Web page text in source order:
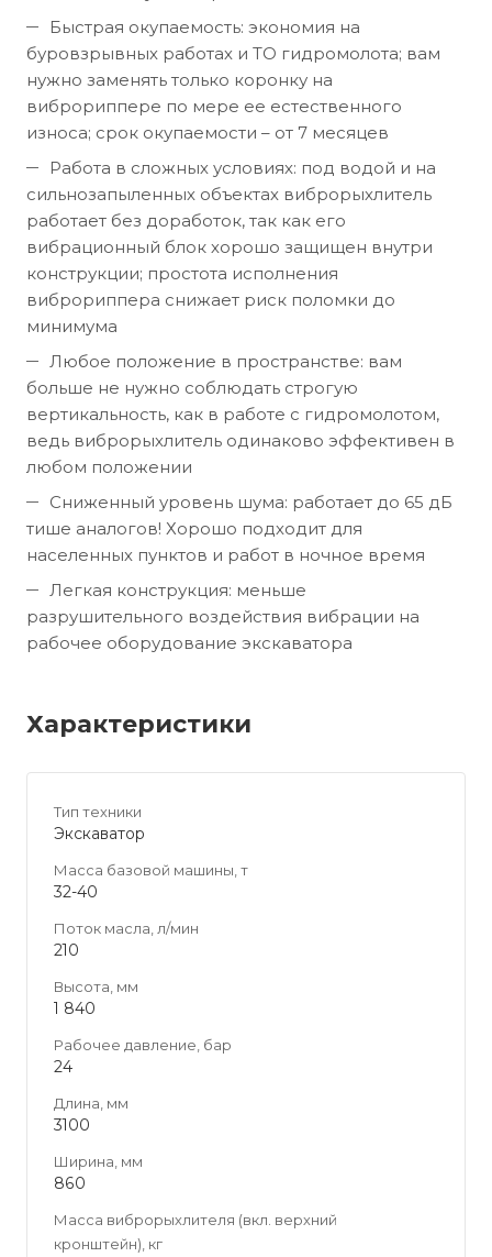
Быстрая окупаемость: экономия на
буровзрывных работах и ТО гидромолота; вам
нужно заменять только коронку на
виброриппере по мере ее естественного
износа; срок окупаемости – от 7 месяцев
Работа в сложных условиях: под водой и на
сильнозапыленных объектах виброрыхлитель
работает без доработок, так как его
вибрационный блок хорошо защищен внутри
конструкции; простота исполнения
виброриппера снижает риск поломки до
минимума
Любое положение в пространстве: вам
больше не нужно соблюдать строгую
вертикальность, как в работе с гидромолотом,
ведь виброрыхлитель одинаково эффективен в
любом положении
Сниженный уровень шума: работает до 65 дБ
тише аналогов! Хорошо подходит для
населенных пунктов и работ в ночное время
Легкая конструкция: меньше
разрушительного воздействия вибрации на
рабочее оборудование экскаватора
Характеристики
Тип техники
Экскаватор
Масса базовой машины, т
32-40
Поток масла, л/мин
210
Высота, мм
1 840
Рабочее давление, бар
24
Длина, мм
3100
Ширина, мм
860
Масса виброрыхлителя (вкл. верхний
кронштейн), кг